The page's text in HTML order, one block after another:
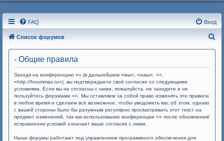
FAQ Вход
Список форумов
- Общие правила
Заходя на конференцию «» (в дальнейшем «мы», «наш», «»,
«http://forummax.ru»), вы подтверждаете своё согласие со следующими
условиями. Если вы не согласны с ними, пожалуйста, не заходите и не
пользуйтесь форумами «». Мы оставляем за собой право изменять эти правила
в любое время и сделаем всё возможное, чтобы уведомить вас об этом, однако
с вашей стороны было бы разумным регулярно просматривать этот текст на
предмет изменений, так как использование конференции «» после обновления/
исправления условий означает ваше согласие с ними.
Наши форумы работают под управлением программного обеспечения для